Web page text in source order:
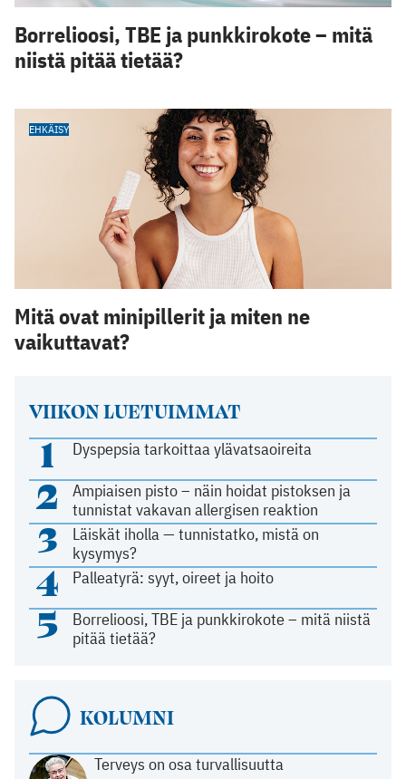
VIIKON LUETUIMMAT
1 Dyspepsia tarkoittaa ylävatsaoireita
2
Ampiaisen pisto – näin hoidat pistoksen ja
tunnistat vakavan allergisen reaktion
3
Läiskät iholla — tunnistatko, mistä on
kysymys?
4 Palleatyrä: syyt, oireet ja hoito
5
Borrelioosi, TBE ja punkkirokote – mitä niistä
pitää tietää?
KOLUMNI
Terveys on osa turvallisuutta
Borrelioosi, TBE ja punkkirokote – mitä
niistä pitää tietää?
EHKÄISY
Mitä ovat minipillerit ja miten ne
vaikuttavat?